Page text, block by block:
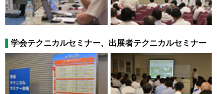
学会テクニカルセミナー、出展者テクニカルセミナー